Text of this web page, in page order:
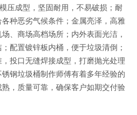
压成型，坚固耐用，不易破损；耐
种恶劣气候条件；金属亮泽，高雅
、商场高档场所；内外表面光洁，
配置镀锌板内桶，便于垃圾清倒；
投口无缝焊接成型，打磨抛光处理
钢垃圾桶制作师傅有着多年经验的
，质量可靠，确保客户如期交付验